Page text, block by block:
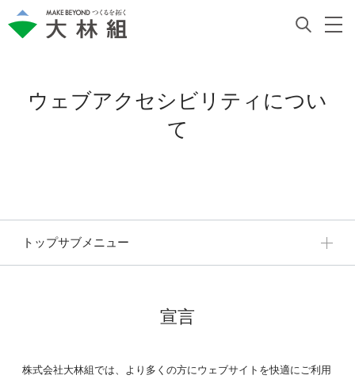
ウェブアクセシビリティについ
て
トップサブメニュー
宣言
株式会社大林組では、より多くの方にウェブサイトを快適にご利用